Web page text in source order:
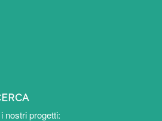
nostri progetti: